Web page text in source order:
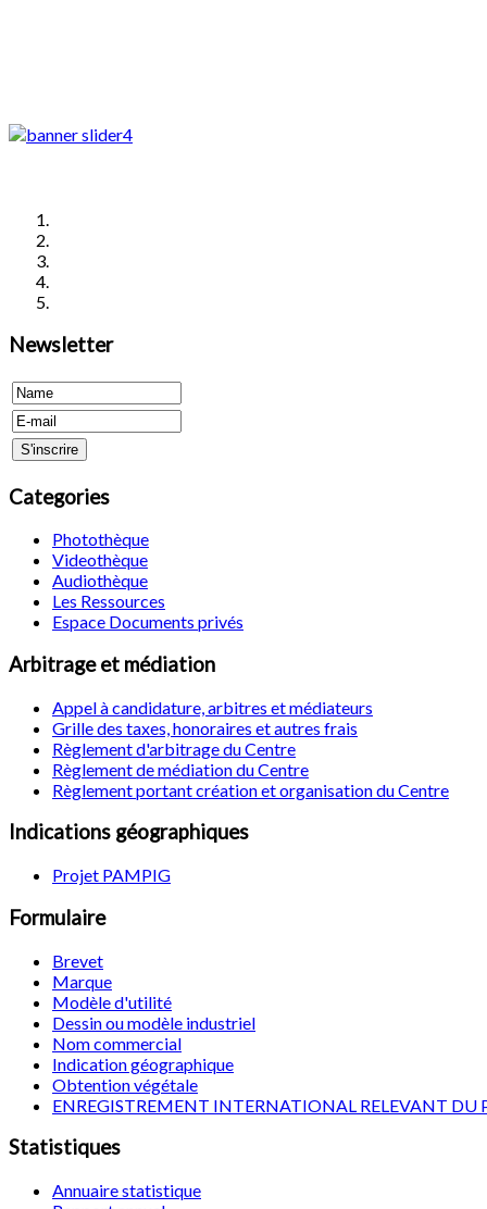
Newsletter
Categories
Photothèque
Videothèque
Audiothèque
Les Ressources
Espace Documents privés
Arbitrage et médiation
Appel à candidature, arbitres et médiateurs
Grille des taxes, honoraires et autres frais
Règlement d'arbitrage du Centre
Règlement de médiation du Centre
Règlement portant création et organisation du Centre
Indications géographiques
Projet PAMPIG
Formulaire
Brevet
Marque
Modèle d'utilité
Dessin ou modèle industriel
Nom commercial
Indication géographique
Obtention végétale
ENREGISTREMENT INTERNATIONAL RELEVANT DU
Statistiques
Annuaire statistique